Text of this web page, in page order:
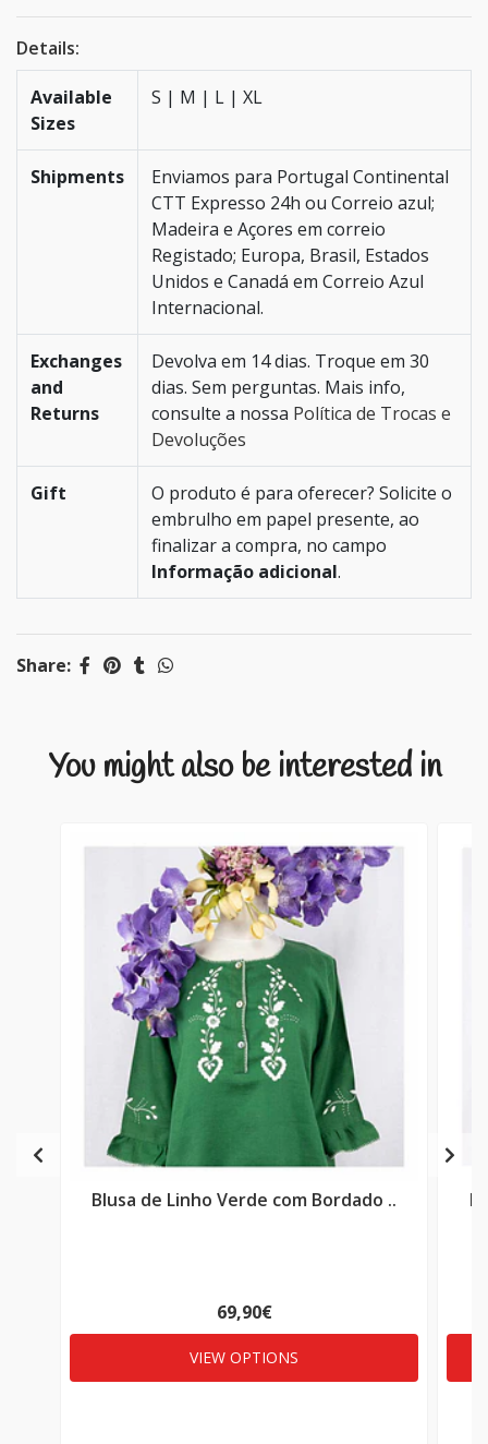
Details:
Available
Sizes
S | M | L | XL
Shipments
Enviamos para Portugal Continental
CTT Expresso 24h ou Correio azul;
Madeira e Açores em correio
Registado; Europa, Brasil, Estados
Unidos e Canadá em Correio Azul
Internacional.
Exchanges
and
Returns
Devolva em 14 dias. Troque em 30
dias. Sem perguntas. Mais info,
consulte a nossa Política de Trocas e
Devoluções
Gift
O produto é para oferecer? Solicite o
embrulho em papel presente, ao
finalizar a compra, no campo
Informação adicional.
Share:
You might also be interested in
Blusa de Linho Verde com Bordado ..
69,90€
VIEW OPTIONS